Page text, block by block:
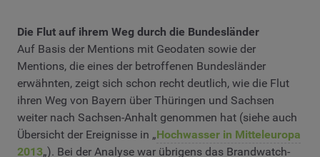
Die Flut auf ihrem Weg durch die Bundesländer
Auf Basis der Mentions mit Geodaten sowie der
Mentions, die eines der betroffenen Bundesländer
erwähnten, zeigt sich schon recht deutlich, wie die Flut
ihren Weg von Bayern über Thüringen und Sachsen
weiter nach Sachsen-Anhalt genommen hat (siehe auch
Übersicht der Ereignisse in „Hochwasser in Mitteleuropa
2013„). Bei der Analyse war übrigens das Brandwatch-